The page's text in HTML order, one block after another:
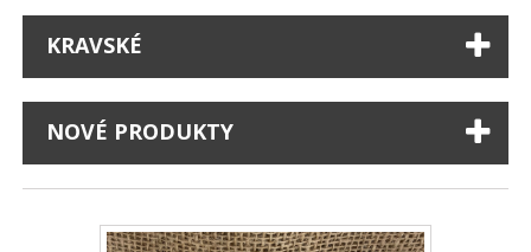
KRAVSKÉ
NOVÉ PRODUKTY